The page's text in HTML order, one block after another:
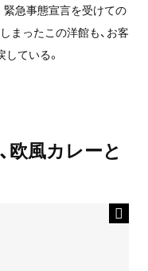
緊急事態宣言を受けての
まったこの洋館も、お客
ている。
欧風カレーと